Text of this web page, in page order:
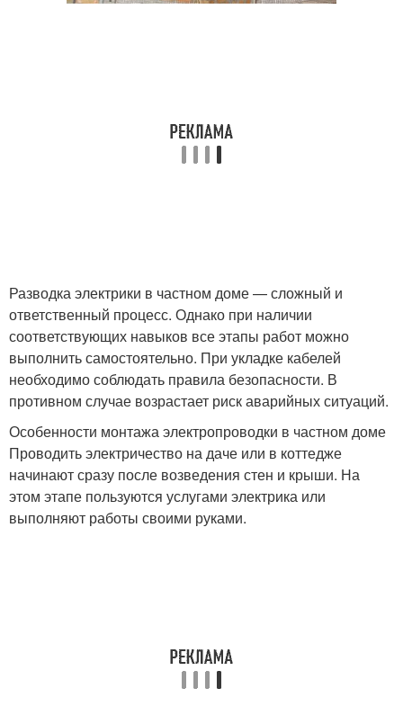
Разводка электрики в частном доме — сложный и
ответственный процесс. Однако при наличии
соответствующих навыков все этапы работ можно
выполнить самостоятельно. При укладке кабелей
необходимо соблюдать правила безопасности. В
противном случае возрастает риск аварийных ситуаций.
Особенности монтажа электропроводки в частном доме
Проводить электричество на даче или в коттедже
начинают сразу после возведения стен и крыши. На
этом этапе пользуются услугами электрика или
выполняют работы своими руками.